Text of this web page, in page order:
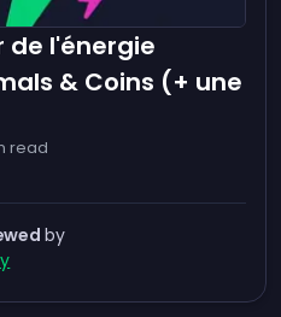
de l'énergie
& Coins (+ une
read
by